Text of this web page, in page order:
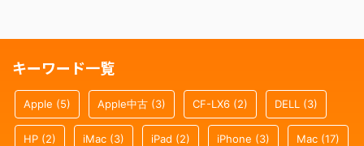
キーワード一覧
Apple (5) Apple中古 (3) CF-LX6 (2) DELL (3)
HP (2) iMac (3) iPad (2) iPhone (3) Mac (17)